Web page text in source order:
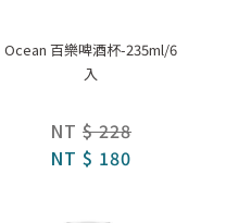
Ocean 百樂啤酒杯-235ml/6
入
NT $ 228
NT $ 180